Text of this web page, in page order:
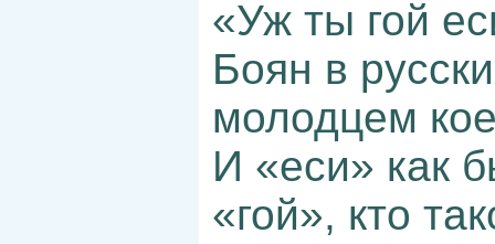
«Уж ты гой
Боян в
молодцем
И «еси» как
«гой», кто